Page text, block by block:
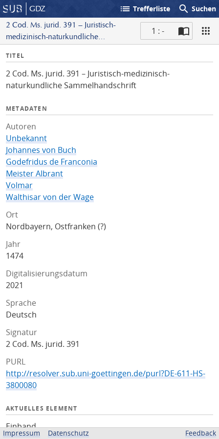
GDZ list Trefferliste search Suchen
2 Cod. Ms. jurid. 391 – Juristisch-
medizinisch-naturkundliche
1 : -
I
f
o
TITEL
2 Cod. Ms. jurid. 391 – Juristisch-medizinisch-
naturkundliche Sammelhandschrift
METADATEN
Autoren
Unbekannt
Johannes von Buch
Godefridus de Franconia
Meister Albrant
Volmar
Walthisar von der Wage
Ort
Nordbayern, Ostfranken (?)
Jahr
1474
Digitalisierungsdatum
2021
Sprache
Deutsch
Signatur
2 Cod. Ms. jurid. 391
PURL
http://resolver.sub.uni-goettingen.de/purl?DE-611-HS-
3800080
AKTUELLES ELEMENT
Einband
Impressum Datenschutz Feedback